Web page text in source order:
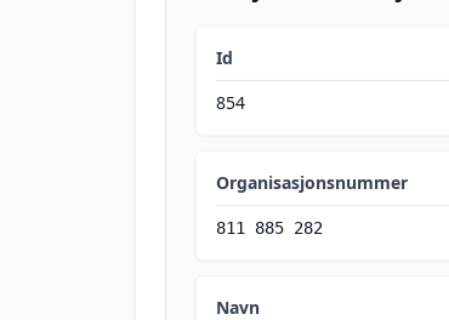
Id
854
Organisasjonsnummer
811 885 282
Navn